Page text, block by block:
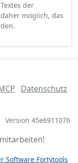
der
möglich, das
Datenschutz
Version 45e6911076
mitarbeiten!
Software Fortytools